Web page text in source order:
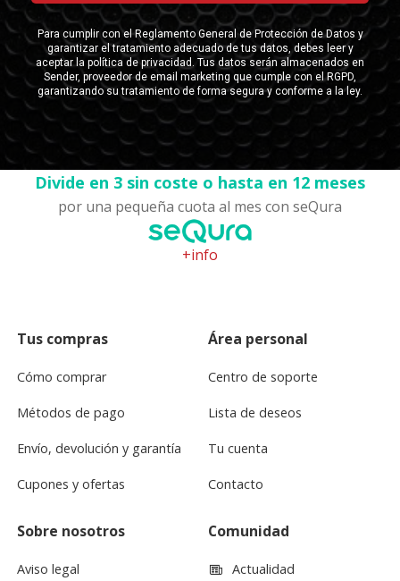
Divide en 3 sin coste o hasta en 12 meses
por una pequeña cuota al mes con seQura
+info
Tus compras
Cómo comprar
Métodos de pago
Envío, devolución y garantía
Cupones y ofertas
Área personal
Centro de soporte
Lista de deseos
Tu cuenta
Contacto
Sobre nosotros
Aviso legal
Comunidad
Actualidad